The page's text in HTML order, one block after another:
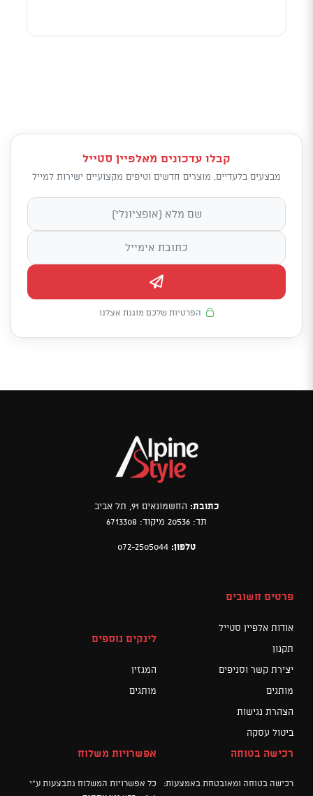
קבלו עדכונים מאלפיין סטייל
מבצעים בלעדיים, מוצרים חדשים וטיפים מקצועיים ישירות למייל
הפרטיות שלכם מוגנת אצלנו
כתובת: החשמונאים 91, תל אביב
תד: 20536 מיקוד: 6713308
טלפון: 072-2505044
פרטים חשובים
אודות אלפיין סטייל
תקנון
יצירת קשר וסניפים
מותגים
הצהרת נגישות
ביטול עסקה
לינקים נוספים
המגזין
מותגים
רכישה בטוחה
רכישה בטוחה ומאובטחת באמצעות:
אפשרויות משלוח
כל אפשרויות המשלוח נתבצעות ע"י